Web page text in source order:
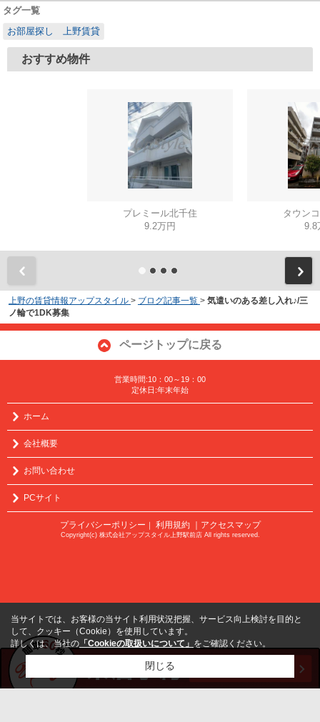
タグ一覧
お部屋探し 上野賃貸
おすすめ物件
プレミール北千住
9.2万円
タウン
9.8
上野の賃貸情報アップスタイル > ブログ記事一覧 > 気遣いのある差し入れ♪/三
ノ輪で1DK募集
ページトップに戻る
営業時間:10：00～19：00
定休日:年末年始
ホーム
会社概要
お問い合わせ
PCサイト
プライバシーポリシー 利用規約 ｜アクセスマップ
Copyright(c) 株式会社アップスタイル上野駅前店 All rights reserved.
当サイトでは、お客様の当サイト利用状況把握、サービス向上検討を目的と
して、クッキー（Cookie）を使用しています。
詳しくは、当社の 「Cookieの取扱いについて」 をご確認ください。
閉じる